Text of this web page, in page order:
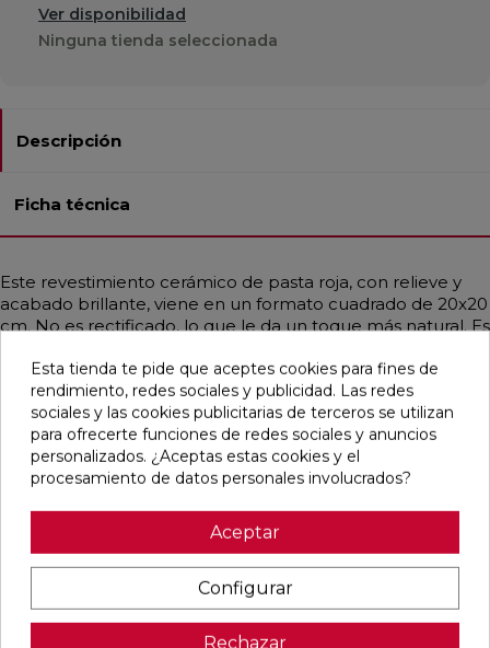
Ver disponibilidad
Ninguna tienda seleccionada
Descripción
Ficha técnica
Este revestimiento cerámico de pasta roja, con relieve y
acabado brillante, viene en un formato cuadrado de 20x20
cm. No es rectificado, lo que le da un toque más natural. Es
comerciales, aportando un estilo vintage, industrial o
mediterráneo. Su diseño emula los azulejos hidráulicos,
predominando el color verde en un atractivo patrón
patchwork.
Pensamos que te puede interesar
favorite
Esta tienda te pide que aceptes cookies para fines de
rendimiento, redes sociales y publicidad. Las redes
sociales y las cookies publicitarias de terceros se utilizan
para ofrecerte funciones de redes sociales y anuncios
personalizados. ¿Aceptas estas cookies y el
procesamiento de datos personales involucrados?
Aceptar
Configurar
Rechazar